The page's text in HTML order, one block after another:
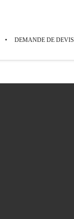
DEMANDE DE DEVIS